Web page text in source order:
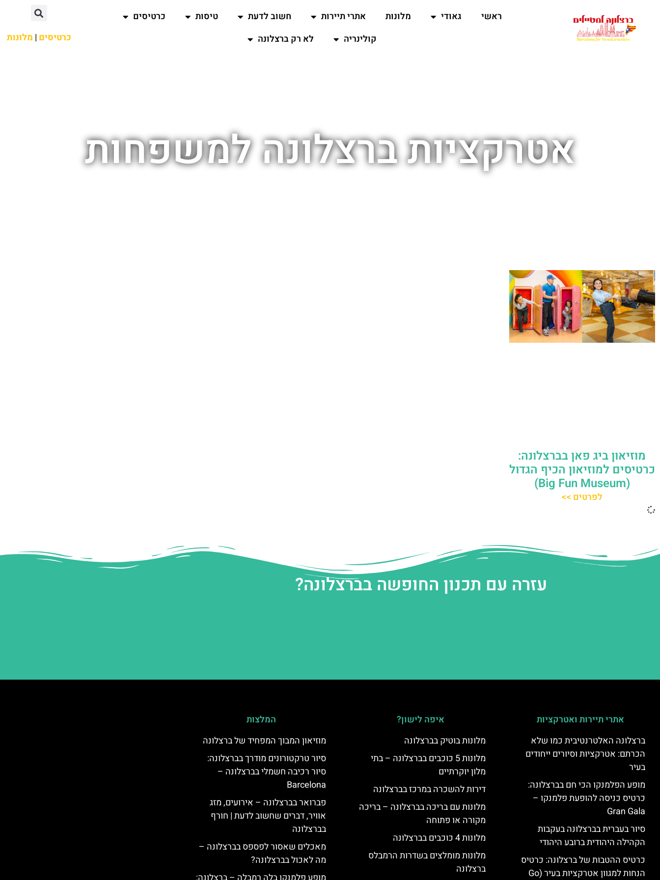
ראשי גאודי מלונות אתרי תיירות חשוב לדעת טיסות
כרטיסים
קולינריה
לא רק ברצלונה כרטיסים | מלונות
אטרקציות ברצלונה למשפחות
מוזיאון ביג פאן בברצלונה:
כרטיסים למוזיאון הכיף הגדול
(Big Fun Museum)
לפרטים >>
עזרה עם תכנון החופשה בברצלונה?
אתרי תיירות ואטרקציות
ברצלונה האלטרנטיבית כמו שלא
הכרתם: אטרקציות וסיורים ייחודים
בעיר
מופע הפלמנקו הכי חם בברצלונה:
כרטיס כניסה להופעת פלמנקו –
Gran Gala
סיור בעברית בברצלונה בעקבות
הקהילה היהודית ברובע היהודי
כרטיס ההטבות של ברצלונה: כרטיס
הנחות למגוון אטרקציות בעיר (Go
איפה לישון?
מלונות בוטיק בברצלונה
מלונות 5 כוכבים בברצלונה – בתי
מלון יוקרתיים
דירות להשכרה במרכז בברצלונה
מלונות עם בריכה בברצלונה – בריכה
מקורה או פתוחה
מלונות 4 כוכבים בברצלונה
מלונות מומלצים בשדרות הרמבלס
ברצלונה
המלצות
מוזיאון המבוך המפחיד של ברצלונה
סיור טרקטורונים מודרך בברצלונה:
סיור רכיבה חשמלי בברצלונה –
Barcelona
פברואר בברצלונה – אירועים, מזג
אוויר, דברים שחשוב לדעת | חורף
בברצלונה
מאכלים שאסור לפספס בברצלונה –
מה לאכול בברצלונה?